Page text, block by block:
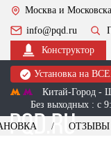
Москва и
info@pqd.ru
Конструктор
Установка на
Китай-Город -
Без выходных : с
ОТЗЫВЫ